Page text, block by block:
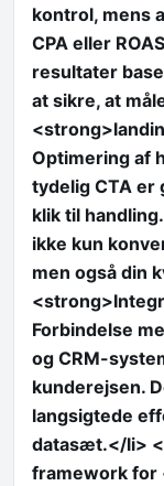
kontrol, mens
CPA eller
resultater
at sikre, at
Optimering af
tydelig CTA
klik til
ikke kun
men også din
Forbindelse
og CRM-
kunderejsen.
langsigtede
datasæt.</li>
framework for